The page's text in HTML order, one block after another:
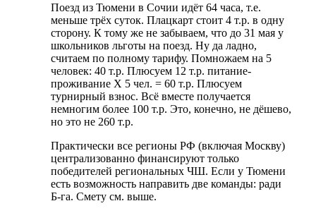
Поезд из Тюмени в Сочии идёт 64 часа, т.е.
меньше трёх суток. Плацкарт стоит 4 т.р. в одну
сторону. К тому же не забываем, что до 31 мая у
школьников льготы на поезд. Ну да ладно,
считаем по полному тарифу. Помножаем на 5
человек: 40 т.р. Плюсуем 12 т.р. питание-
проживание Х 5 чел. = 60 т.р. Плюсуем
турнирный взнос. Всё вместе получается
немногим более 100 т.р. Это, конечно, не дёшево,
но это не 260 т.р.
Практически все регионы РФ (включая Москву)
централизованно финансируют только
победителей региональных ЧШ. Если у Тюмени
есть возможность направить две команды: ради
Б-га. Смету см. выше.